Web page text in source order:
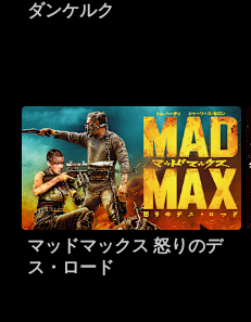
ダンケルク
マッドマックス 怒りのデ
ス・ロード